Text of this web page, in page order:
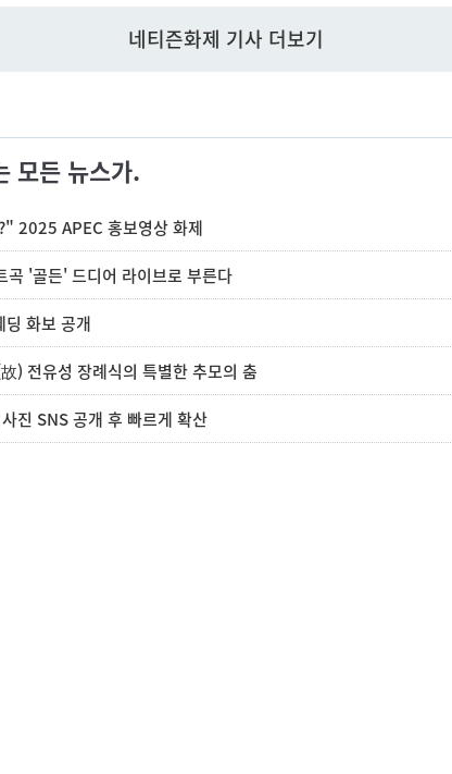
네티즌화제 기사 더보기
모든 뉴스가.
2025 APEC 홍보영상 화제
곡 '골든' 드디어 라이브로 부른다
화보 공개
) 전유성 장례식의 특별한 추모의 춤
진 SNS 공개 후 빠르게 확산